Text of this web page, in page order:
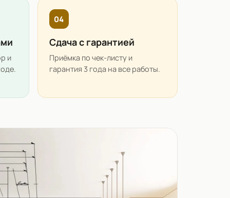
и
04
Сдача с гарантией
Приёмка по чек-листу и
гарантия 3 года на все работы.